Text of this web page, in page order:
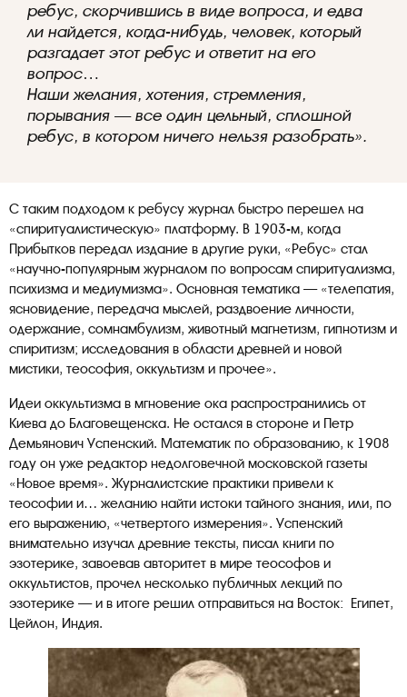
ребус, скорчившись в виде вопроса, и едва
ли найдется, когда-нибудь, человек, который
разгадает этот ребус и ответит на его
вопрос…
Наши желания, хотения, стремления,
порывания — все один цельный, сплошной
ребус, в котором ничего нельзя разобрать».
С таким подходом к ребусу журнал быстро перешел на
«спиритуалистическую» платформу. В 1903-м, когда
Прибытков передал издание в другие руки, «Ребус» стал
«научно-популярным журналом по вопросам спиритуализма,
психизма и медиумизма». Основная тематика — «телепатия,
ясновидение, передача мыслей, раздвоение личности,
одержание, сомнамбулизм, животный магнетизм, гипнотизм и
спиритизм; исследования в области древней и новой
мистики, теософия, оккультизм и прочее».
Идеи оккультизма в мгновение ока распространились от
Киева до Благовещенска. Не остался в стороне и Петр
Демьянович Успенский. Математик по образованию, к 1908
году он уже редактор недолговечной московской газеты
«Новое время». Журналистские практики привели к
теософии и… желанию найти истоки тайного знания, или, по
его выражению, «четвертого измерения». Успенский
внимательно изучал древние тексты, писал книги по
эзотерике, завоевав авторитет в мире теософов и
оккультистов, прочел несколько публичных лекций по
эзотерике — и в итоге решил отправиться на Восток: Египет,
Цейлон, Индия.